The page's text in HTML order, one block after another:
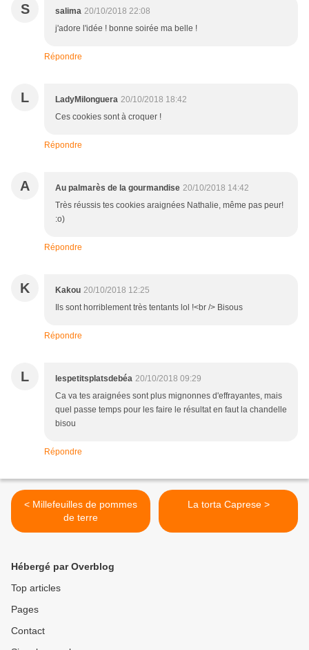
S salima 20/10/2018 22:08
j'adore l'idée ! bonne soirée ma belle !
Répondre
L LadyMilonguera 20/10/2018 18:42
Ces cookies sont à croquer !
Répondre
A Au palmarès de la gourmandise 20/10/2018 14:42
Très réussis tes cookies araignées Nathalie, même pas peur!
:o)
Répondre
K Kakou 20/10/2018 12:25
Ils sont horriblement très tentants lol !<br /> Bisous
Répondre
L lespetitsplatsdebéa 20/10/2018 09:29
Ca va tes araignées sont plus mignonnes d'effrayantes, mais
quel passe temps pour les faire le résultat en faut la chandelle
bisou
Répondre
< Millefeuilles de pommes
de terre
La torta Caprese >
Hébergé par Overblog
Top articles
Pages
Contact